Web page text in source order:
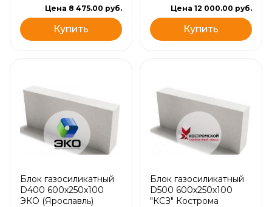
Цена 8 475.00 руб.
Купить
Цена 12 000.00 руб.
Купить
Блок газосиликатный
D400 600х250х100
ЭКО (Ярославль)
Блок газосиликатный
D500 600х250х100
"КСЗ" Кострома